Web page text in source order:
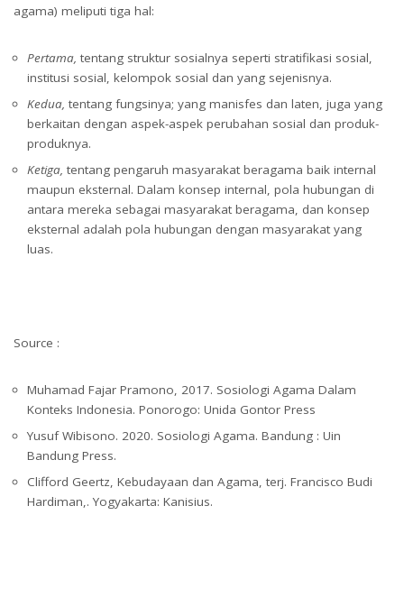
agama) meliputi tiga hal:
Pertama, tentang struktur sosialnya seperti stratifikasi sosial,
institusi sosial, kelompok sosial dan yang sejenisnya.
Kedua, tentang fungsinya; yang manisfes dan laten, juga yang
berkaitan dengan aspek-aspek perubahan sosial dan produk-
produknya.
Ketiga, tentang pengaruh masyarakat beragama baik internal
maupun eksternal. Dalam konsep internal, pola hubungan di
antara mereka sebagai masyarakat beragama, dan konsep
eksternal adalah pola hubungan dengan masyarakat yang
luas.
Source :
Muhamad Fajar Pramono, 2017. Sosiologi Agama Dalam
Konteks Indonesia. Ponorogo: Unida Gontor Press
Yusuf Wibisono. 2020. Sosiologi Agama. Bandung : Uin
Bandung Press.
Clifford Geertz, Kebudayaan dan Agama, terj. Francisco Budi
Hardiman,. Yogyakarta: Kanisius.